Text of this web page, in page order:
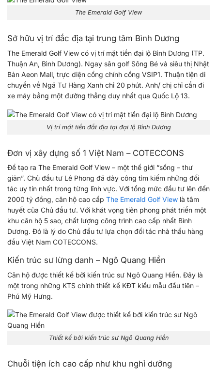
The Emerald Golf View
Sở hữu vị trí đắc địa tại trung tâm Bình Dương
The Emerald Golf View có vị trí mặt tiền đại lộ Bình Dương (TP.
Thuận An, Bình Dương). Ngay sân golf Sông Bé và siêu thị Nhật
Bản Aeon Mall, trực diện cổng chính cổng VSIP1. Thuận tiện di
chuyển về Ngã Tư Hàng Xanh chỉ 20 phút. Anh/ chị chỉ cần đi
xe máy bằng một đường thẳng duy nhất qua Quốc Lộ 13.
Vị trí mặt tiền đắt địa tại đại lộ Bình Dương
Đơn vị xây dựng số 1 Việt Nam – COTECCONS
Để tạo ra The Emerald Golf View – một thế giới “sống – thư
giãn”. Chủ đầu tư Lê Phong đã dày công tìm kiếm những đối
tác uy tín nhất trong từng lĩnh vực. Với tổng mức đầu tư lên đến
2000 tỷ đồng, căn hộ cao cấp The Emerald Golf View là tâm
huyết của Chủ đầu tư. Với khát vọng tiên phong phát triển một
khu căn hộ 5 sao, chất lượng công trình cao cấp nhất Bình
Dương. Đó là lý do Chủ đầu tư lựa chọn đối tác nhà thầu hàng
đầu Việt Nam COTECCONS.
Kiến trúc sư lừng danh – Ngô Quang Hiền
Căn hộ được thiết kế bởi kiến trúc sư Ngô Quang Hiền. Đây là
một trong những KTS chính thiết kế KĐT kiểu mẫu đầu tiên –
Phú Mỹ Hưng.
Thiết kế bởi kiến trúc sư Ngô Quang Hiền
Chuỗi tiện ích cao cấp như khu nghỉ dưỡng